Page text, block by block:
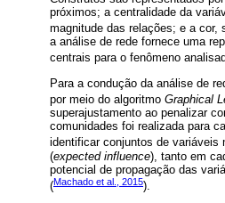
próximos; a centralidade da
magnitude das relações; e a
a análise de rede fornece uma
centrais para o fenômeno
Para a condução da análise de
por meio do algoritmo Graphical
superajustamento ao penalizar
comunidades foi realizada para
identificar conjuntos de variáveis
(expected influence), tanto em
potencial de propagação das
(Machado et al., 2015).